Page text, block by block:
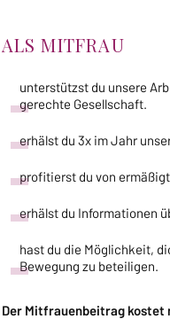
ALS MITFRAU
unterstützst du unsere
gerechte Gesellschaft.
erhälst du 3x im Jahr
profitierst du von
erhälst du Informationen
hast du die Möglichkeit,
Bewegung zu beteiligen.
Der Mitfrauenbeitrag kostet